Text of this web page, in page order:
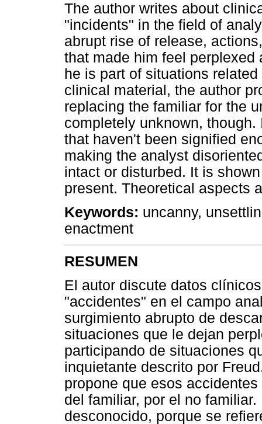
The author writes about
"incidents" in the field of
abrupt rise of release,
that made him feel
he is part of situations
clinical material, the author
replacing the familiar for the
completely unknown,
that haven't been signified
making the analyst
intact or disturbed. It is
present. Theoretical aspects
Keywords: uncanny,
enactment
RESUMEN
El autor discute datos
"accidentes" en el campo
surgimiento abrupto de
situaciones que le dejan
participando de situaciones
inquietante descrito por
propone que esos
del familiar, por el no
desconocido, porque se